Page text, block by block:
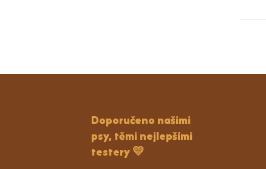
Doporučeno našimi
psy, těmi nejlepšími
testery 💛